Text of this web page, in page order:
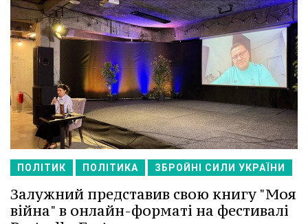
ПОЛІТИК ПОЛІТИКА ЗБРОЙНІ СИЛИ УКРАЇНИ
Залужний представив свою книгу "Моя
війна" в онлайн-форматі на фестивалі